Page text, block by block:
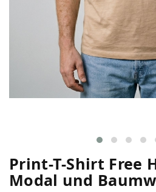
Print-T-Shirt Free
Modal und